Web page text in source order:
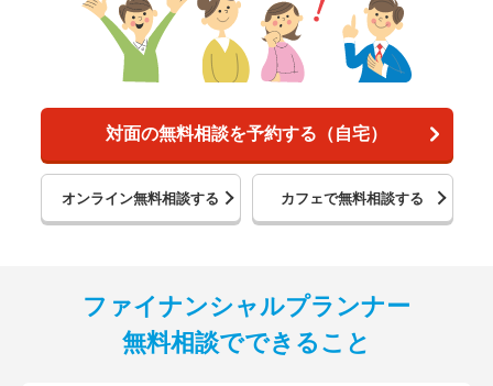
対面の無料相談を予約する（自宅）
オンライン無料相談する カフェで無料相談する
ファイナンシャルプランナー
無料相談でできること